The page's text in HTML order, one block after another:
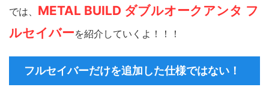
では、 METAL BUILD ダブルオークアンタ フ
ルセイバーを紹介していくよ！！！
フルセイバーだけを追加した仕様ではない！